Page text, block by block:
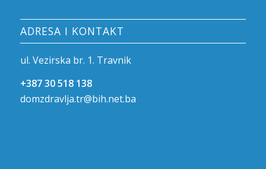
ADRESA I KONTAKT
ul. Vezirska br. 1. Travnik
+387 30 518 138
domzdravlja.tr@bih.net.ba